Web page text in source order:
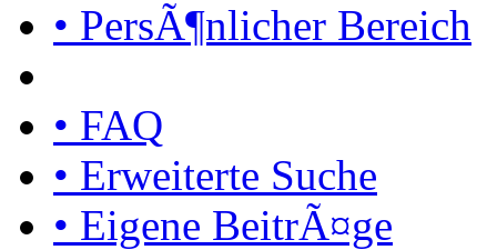
• PersÃ¶nlicher Bereich
• FAQ
• Erweiterte Suche
• Eigene BeitrÃ¤ge